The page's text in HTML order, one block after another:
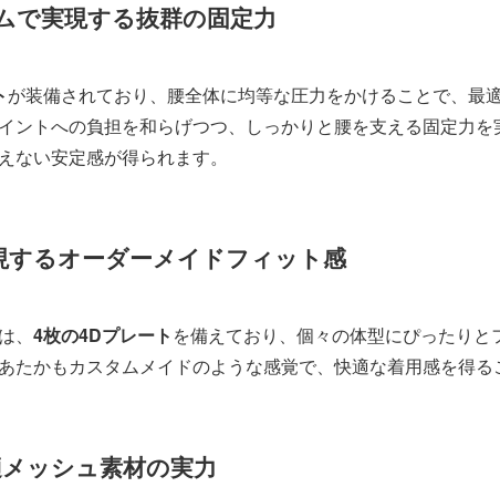
で実現する抜群の固定力
が装備されており、腰全体に均等な圧力をかけることで、最
ントへの負担を和らげつつ、しっかりと腰を支える固定力
ない安定感が得られます。
るオーダーメイドフィット感
4枚の4Dプレート を備えており、個々の体型にぴったり
たかもカスタムメイドのような感覚で、快適な着用感を得る
ッシュ素材の実力